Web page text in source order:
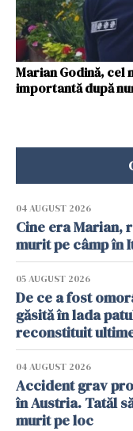
Marian Godină, cel
importantă după
04 AUGUST 2026
Cine era Marian,
murit pe câmp în
05 AUGUST 2026
De ce a fost
găsită în lada
reconstituit
04 AUGUST 2026
Accident grav
în Austria. Tatăl
murit pe loc